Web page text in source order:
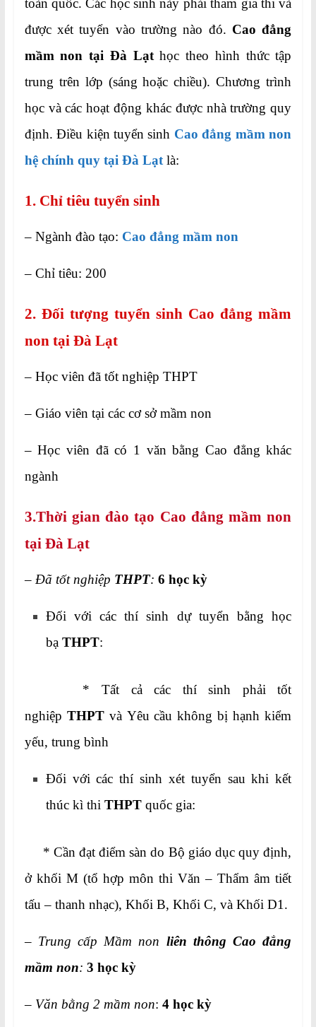
toàn quốc. Các học sinh này phải tham gia thi và
được xét tuyển vào trường nào đó. Cao đẳng
mầm non tại Đà Lạthọc theo hình thức tập
trung trên lớp (sáng hoặc chiều). Chương trình
học và các hoạt động khác được nhà trường quy
định. Điều kiện tuyển sinh Cao đẳng mầm non
hệ chính quy tại Đà Lạtlà:
1. Chỉ tiêu tuyển sinh
– Ngành đào tạo: Cao đẳng mầm non
– Chỉ tiêu: 200
2. Đối tượng tuyển sinh Cao đẳng mầm
non tại Đà Lạt
– Học viên đã tốt nghiệp THPT
– Giáo viên tại các cơ sở mầm non
– Học viên đã có 1 văn bằng Cao đẳng khác
ngành
3.Thời gian đào tạo Cao đẳng mầm non
tại Đà Lạt
–Đã tốt nghiệp THPT: 6 học kỳ
Đối với các thí sinh dự tuyển bằng học
bạ THPT:
* Tất cả các thí sinh phải tốt
nghiệp THPTvà Yêu cầu không bị hạnh kiểm
yếu, trung bình
Đối với các thí sinh xét tuyển sau khi kết
thúc kì thiTHPTquốc gia:
* Cần đạt điểm sàn do Bộ giáo dục quy định,
ở khối M (tổ hợp môn thi Văn – Thẩm âm tiết
tấu – thanh nhạc), Khối B, Khối C, và Khối D1.
– Trung cấp Mầm non liên thông Cao đẳng
mầm non: 3 học kỳ
– Văn bằng 2 mầm non: 4 học kỳ